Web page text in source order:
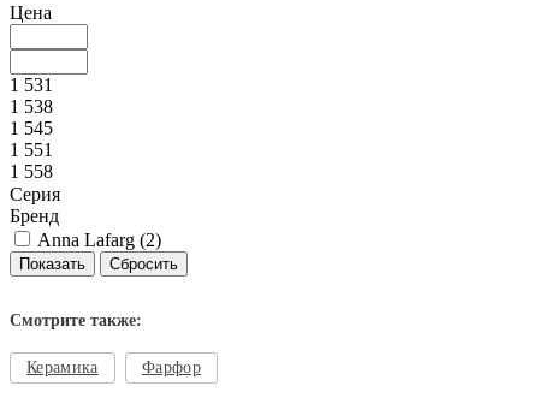
Цена
1 531
1 538
1 545
1 551
1 558
Серия
Бренд
Anna Lafarg (2)
Смотрите также:
Керамика Фарфор